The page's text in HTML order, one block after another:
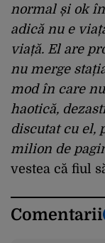
normal și ok
adică nu e
viață. El are
nu merge
mod în care
haotică,
discutat cu el,
milion de
vestea că fiul
Comentarii